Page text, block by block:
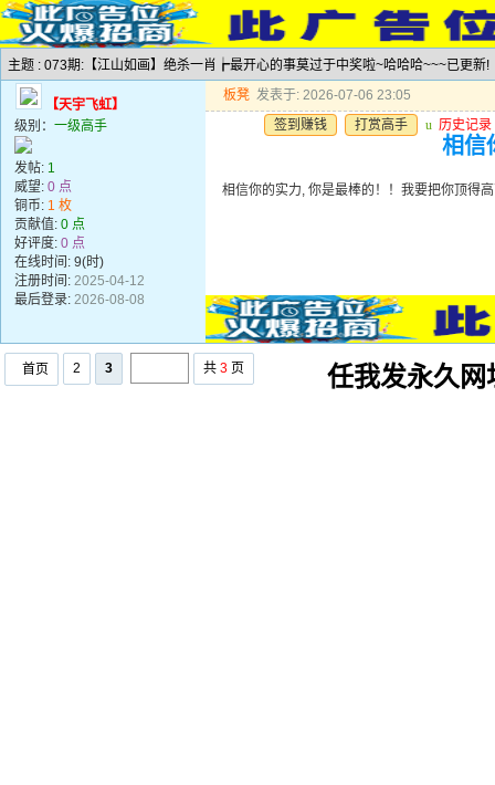
主题 : 073期:【江山如画】绝杀一肖┢最开心的事莫过于中奖啦~哈哈哈~~~已更新!
【天宇飞虹】
级别： 一级高手
发帖: 1
威望: 0 点
铜币: 1 枚
贡献值: 0 点
好评度: 0 点
在线时间: 9(时)
注册时间: 2025-04-12
最后登录: 2026-08-08
板凳 发表于: 2026-07-06 23:05
签到赚钱
打赏高手 u 历史记录
相信
相信你的实力, 你是最棒的！！我要把你顶得
首页 2 3 共 3 页 任我发永久网